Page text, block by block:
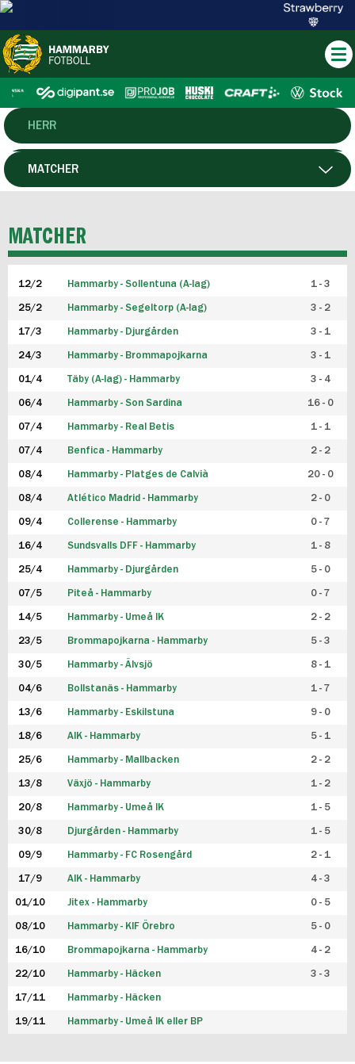
HERR
DAM
P19
F19
FUTSAL HERR
FUTSAL DAM
MATCHER
MATCHER
12/2 Hammarby - Sollentuna (A-lag) 1 - 3
25/2 Hammarby - Segeltorp (A-lag) 3 - 2
17/3 Hammarby - Djurgården 3 - 1
24/3 Hammarby - Brommapojkarna 3 - 1
01/4 Täby (A-lag) - Hammarby 3 - 4
06/4 Hammarby - Son Sardina 16 - 0
07/4 Hammarby - Real Betis 1 - 1
07/4 Benfica - Hammarby 2 - 2
08/4 Hammarby - Platges de Calvià 20 - 0
08/4 Atlético Madrid - Hammarby 2 - 0
09/4 Collerense - Hammarby 0 - 7
16/4 Sundsvalls DFF - Hammarby 1 - 8
25/4 Hammarby - Djurgården 5 - 0
07/5 Piteå - Hammarby 0 - 7
14/5 Hammarby - Umeå IK 2 - 2
23/5 Brommapojkarna - Hammarby 5 - 3
30/5 Hammarby - Älvsjö 8 - 1
04/6 Bollstanäs - Hammarby 1 - 7
13/6 Hammarby - Eskilstuna 9 - 0
18/6 AIK - Hammarby 5 - 1
25/6 Hammarby - Mallbacken 2 - 2
13/8 Växjö - Hammarby 1 - 2
20/8 Hammarby - Umeå IK 1 - 5
30/8 Djurgården - Hammarby 1 - 5
09/9 Hammarby - FC Rosengård 2 - 1
17/9 AIK - Hammarby 4 - 3
01/10 Jitex - Hammarby 0 - 5
08/10 Hammarby - KIF Örebro 5 - 0
16/10 Brommapojkarna - Hammarby 4 - 2
22/10 Hammarby - Häcken 3 - 3
17/11 Hammarby - Häcken
19/11 Hammarby - Umeå IK eller BP